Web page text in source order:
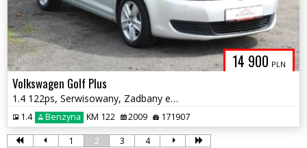
14 900 PLN
Volkswagen Golf Plus
1.4 122ps, Serwisowany, Zadbany egzemplarz
1.4 Benzyna KM 122 2009 171907
1 2 3 4